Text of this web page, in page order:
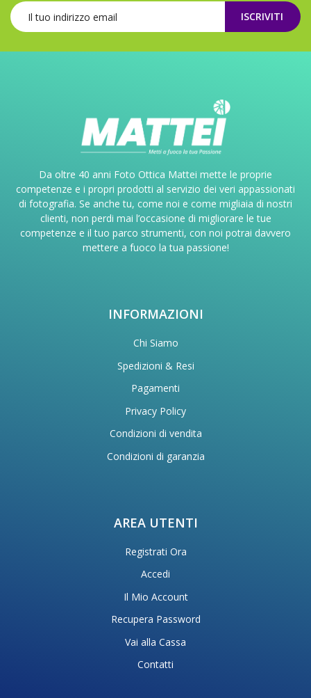
ISCRIVITI
Da oltre 40 anni Foto Ottica Mattei mette le proprie
competenze e i propri prodotti al servizio dei veri appassionati
di fotografia. Se anche tu, come noi e come migliaia di nostri
clienti, non perdi mai l’occasione di migliorare le tue
competenze e il tuo parco strumenti, con noi potrai davvero
mettere a fuoco la tua passione!
INFORMAZIONI
Chi Siamo
Spedizioni & Resi
Pagamenti
Privacy Policy
Condizioni di vendita
Condizioni di garanzia
AREA UTENTI
Registrati Ora
Accedi
Il Mio Account
Recupera Password
Vai alla Cassa
Contatti